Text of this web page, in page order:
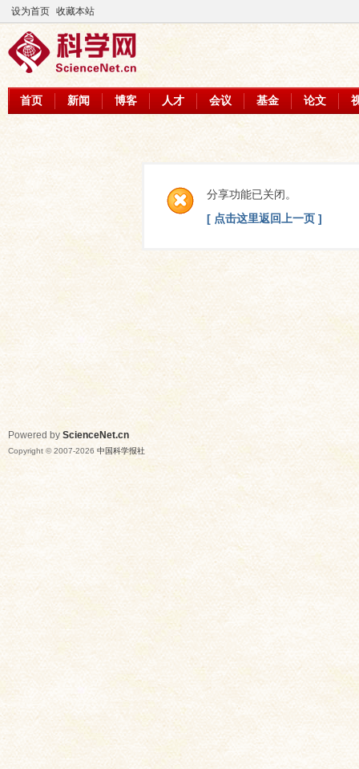
设为首页 收藏本站
首页 新闻 博客 人才 会议 基金 论文
分享功能已关闭。
[ 点击这里返回上一页 ]
Powered by ScienceNet.cn
Copyright © 2007-2026 中国科学报社